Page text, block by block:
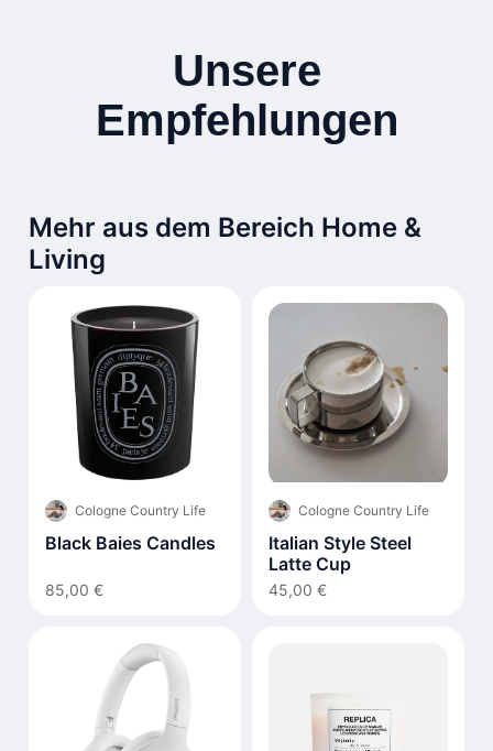
Unsere
Empfehlungen
Mehr aus dem Bereich Home &
Living
Cologne Country Life
Black Baies Candles
85,00 €
Cologne Country Life
Italian Style Steel
Latte Cup
45,00 €